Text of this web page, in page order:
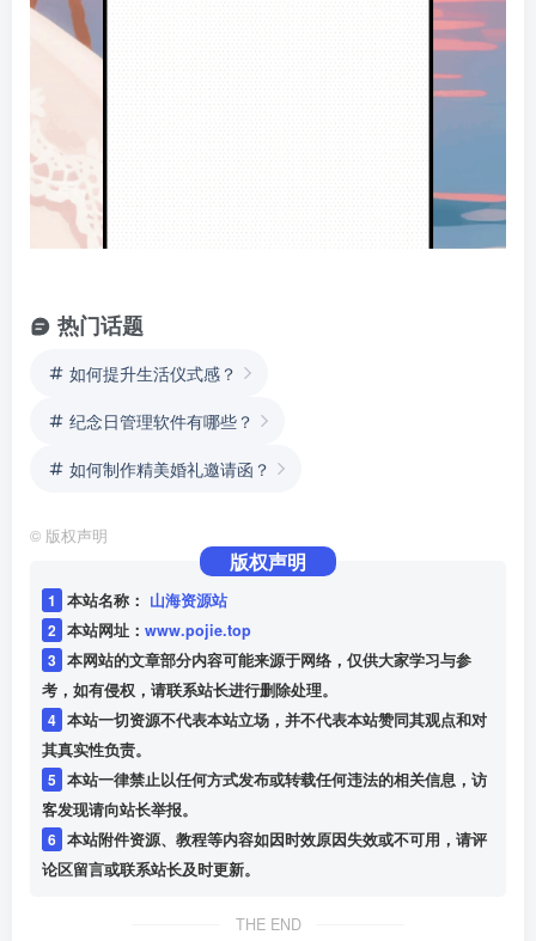
热门话题
如何提升生活仪式感？
纪念日管理软件有哪些？
如何制作精美婚礼邀请函？
© 版权声明
版权声明
1 本站名称： 山海资源站
2 本站网址： www.pojie.top
3 本网站的文章部分内容可能来源于网络，仅供大家学习与参
考，如有侵权，请联系站长进行删除处理。
4 本站一切资源不代表本站立场，并不代表本站赞同其观点和对
其真实性负责。
5 本站一律禁止以任何方式发布或转载任何违法的相关信息，访
客发现请向站长举报。
6 本站附件资源、教程等内容如因时效原因失效或不可用，请评
论区留言或联系站长及时更新。
THE END